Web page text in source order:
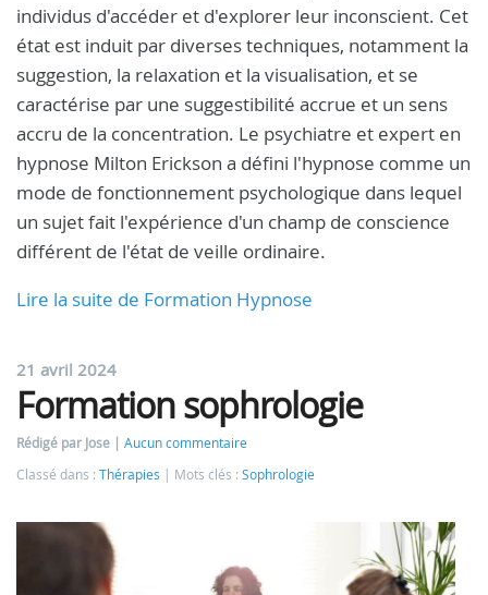
individus d'accéder et d'explorer leur inconscient. Cet
état est induit par diverses techniques, notamment la
suggestion, la relaxation et la visualisation, et se
caractérise par une suggestibilité accrue et un sens
accru de la concentration. Le psychiatre et expert en
hypnose Milton Erickson a défini l'hypnose comme un
mode de fonctionnement psychologique dans lequel
un sujet fait l'expérience d'un champ de conscience
différent de l'état de veille ordinaire.
Lire la suite de Formation Hypnose
21 avril 2024
Formation sophrologie
Rédigé par Jose
Aucun commentaire
Classé dans : Thérapies Mots clés : Sophrologie